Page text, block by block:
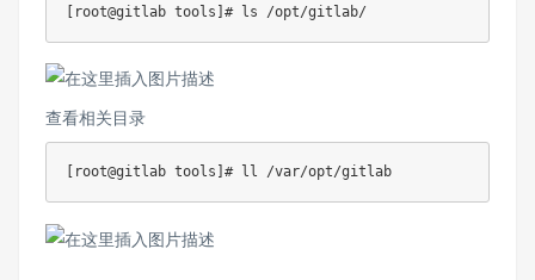
查看相关目录